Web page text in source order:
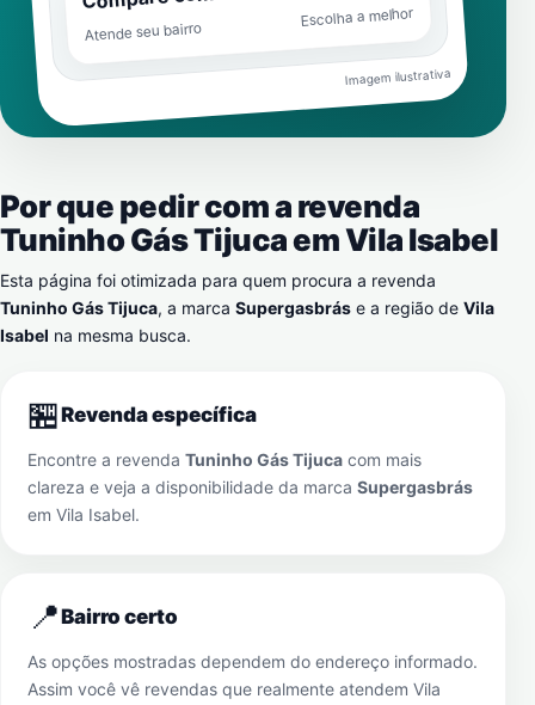
Atende seu bairro
Escolha a melhor
Imagem ilustrativa
Por que pedir com a revenda
Tuninho Gás Tijuca emVila Isabel
Esta página foi otimizada para quem procura a revenda
Tuninho Gás Tijuca, a marca Supergasbrás e a região de Vila
Isabel na mesma busca.
🏪Revenda específica
Encontre a revenda Tuninho Gás Tijuca com mais
clareza e veja a disponibilidade da marca Supergasbrás
em Vila Isabel.
📍Bairro certo
As opções mostradas dependem do endereço informado.
Assim você vê revendas que realmente atendem Vila